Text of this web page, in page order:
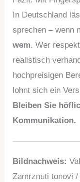
In Deutschland
sprechen – wenn
wem. Wer
realistisch
hochpreisigen
lohnt sich ein
Bleiben Sie
Kommunikation.
Bildnachweis:
Zamrznuti tonovi /